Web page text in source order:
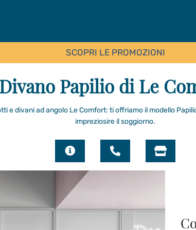
SCOPRI LE PROMOZIONI
Papilio di Le
e divani ad angolo Le Comfort: ti offriamo il modello
impreziosire il soggiorno.